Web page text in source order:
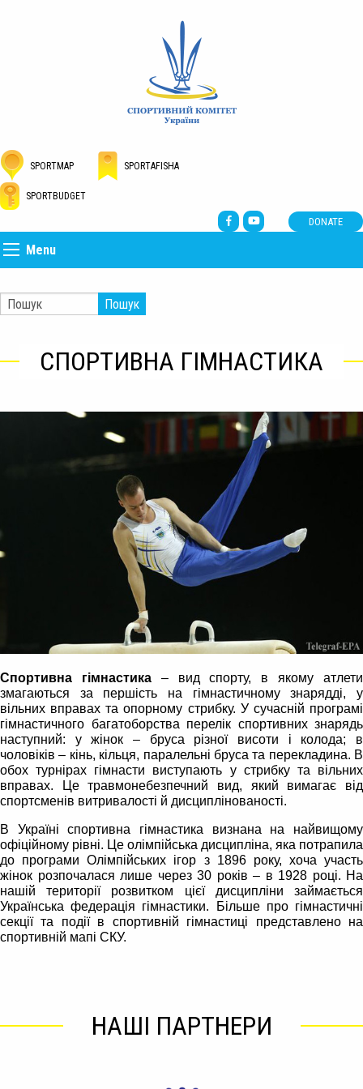
SPORTMAP SPORTAFISHA
SPORTBUDGET
DONATE
Menu
Пошук
СПОРТИВНА ГІМНАСТИКА
Спортивна гімнастика– вид спорту, в якому атлети
змагаються за першість на гімнастичному знарядді, у
вільних вправах та опорному стрибку. У сучасній програмі
гімнастичного багатоборства перелік спортивних знарядь
наступний: у жінок – бруса різної висоти і колода; в
чоловіків – кінь, кільця, паралельні бруса та перекладина. В
обох турнірах гімнасти виступають у стрибку та вільних
вправах. Це травмонебезпечний вид, який вимагає від
спортсменів витривалості й дисциплінованості.
В Україні спортивна гімнастика визнана на найвищому
офіційному рівні. Це олімпійська дисципліна, яка потрапила
до програми Олімпійських ігор з 1896 року, хоча участь
жінок розпочалася лише через 30 років – в 1928 році. На
нашій території розвитком цієї дисципліни займається
Українська федерація гімнастики. Більше про гімнастичні
секції та події в спортивній гімнастиці представлено на
спортивній мапі СКУ.
НАШІ ПАРТНЕРИ